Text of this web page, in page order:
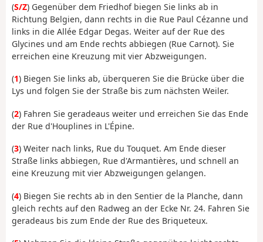
(S/Z) Gegenüber dem Friedhof biegen Sie links ab in
Richtung Belgien, dann rechts in die Rue Paul Cézanne und
links in die Allée Edgar Degas. Weiter auf der Rue des
Glycines und am Ende rechts abbiegen (Rue Carnot). Sie
erreichen eine Kreuzung mit vier Abzweigungen.
(1) Biegen Sie links ab, überqueren Sie die Brücke über die
Lys und folgen Sie der Straße bis zum nächsten Weiler.
(2) Fahren Sie geradeaus weiter und erreichen Sie das Ende
der Rue d'Houplines in L'Épine.
(3) Weiter nach links, Rue du Touquet. Am Ende dieser
Straße links abbiegen, Rue d'Armantières, und schnell an
eine Kreuzung mit vier Abzweigungen gelangen.
(4) Biegen Sie rechts ab in den Sentier de la Planche, dann
gleich rechts auf den Radweg an der Ecke Nr. 24. Fahren Sie
geradeaus bis zum Ende der Rue des Briqueteux.